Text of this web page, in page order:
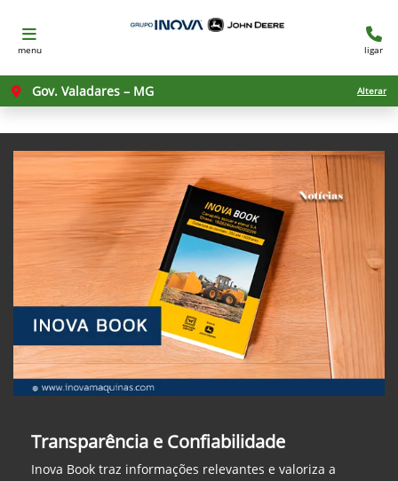
menu ligar
Gov. Valadares – MG Alterar
Transparência e Confiabilidade
Inova Book traz informações relevantes e valoriza a